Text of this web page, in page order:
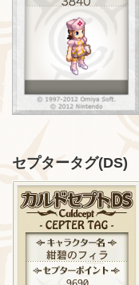
セプタータグ(DS)